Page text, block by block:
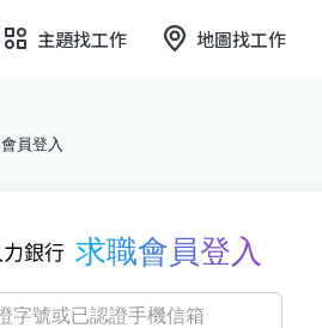
主題找工作 地圖找工作
會員登入
求職會員登入